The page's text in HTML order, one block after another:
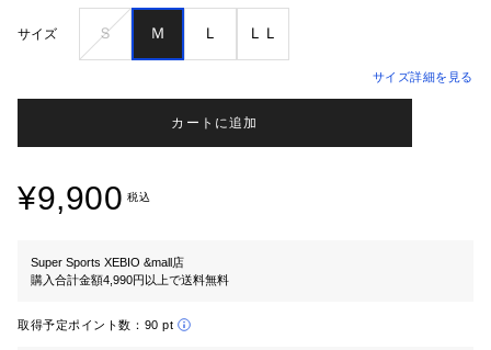
サイズ Ｓ Ｍ Ｌ ＬＬ
サイズ詳細を見る
カートに追加
¥9,900 税込
Super Sports XEBIO &mall店
購入合計金額4,990円以上で送料無料
取得予定ポイント数： 90 pt